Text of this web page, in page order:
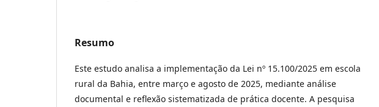
Resumo
Este estudo analisa a implementação da Lei nº 15.100/2025 em escola
rural da Bahia, entre março e agosto de 2025, mediante análise
documental e reflexão sistematizada de prática docente. A pesquisa